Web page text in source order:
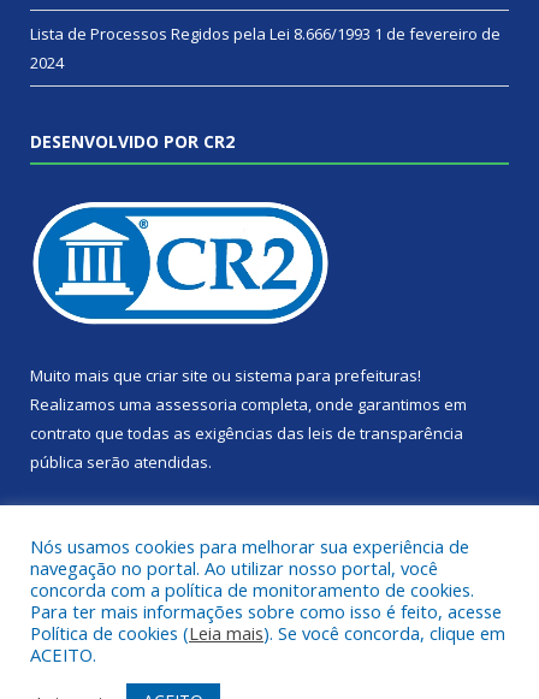
Lista de Processos Regidos pela Lei 8.666/1993 1 de fevereiro de
2024
DESENVOLVIDO POR CR2
Muito mais que criar site ou sistema para prefeituras!
Realizamos uma assessoria completa, onde garantimos em
contrato que todas as exigências das leis de transparência
pública serão atendidas.
Todos os direitos reservados a Câmara Municipal de Portel.
Nós usamos cookies para melhorar sua experiência de
navegação no portal. Ao utilizar nosso portal, você
concorda com a política de monitoramento de cookies.
Para ter mais informações sobre como isso é feito, acesse
Política de cookies (Leia mais). Se você concorda, clique em
ACEITO.